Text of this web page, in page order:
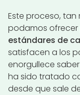
Este proceso,
podamos
estándares de
satisfacen a los
enorgullece
ha sido tratado
desde que sale